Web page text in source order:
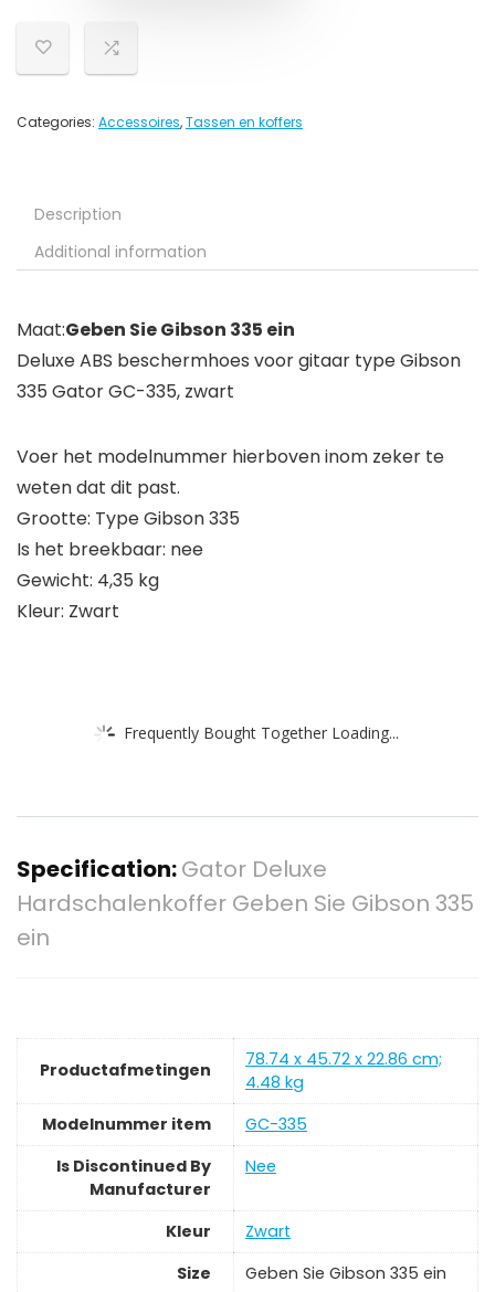
Categories: Accessoires,Tassen en koffers
Description
Additional information
Maat:Geben Sie Gibson 335 ein
Deluxe ABS beschermhoes voor gitaar type Gibson
335 Gator GC-335, zwart
Voer het modelnummer hierboven inom zeker te
weten dat dit past.
Grootte: Type Gibson 335
Is het breekbaar: nee
Gewicht: 4,35 kg
Kleur: Zwart
Frequently Bought Together Loading...
Specification:Gator Deluxe
Hardschalenkoffer Geben Sie Gibson 335
ein
Productafmetingen
‎78.74 x 45.72 x 22.86 cm;
4.48 kg
Modelnummer item
‎GC-335
Is Discontinued By
Manufacturer
‎Nee
Kleur
‎Zwart
Size
‎Geben Sie Gibson 335 ein